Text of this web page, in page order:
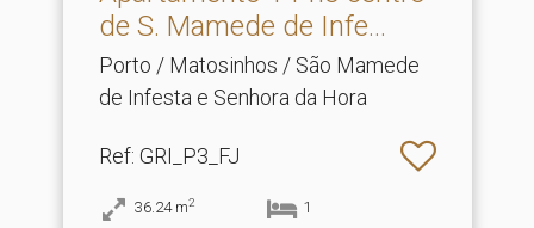
de S.​ Mamede de Infe...
Porto / Matosinhos / São Mamede
de Infesta e Senhora da Hora
Ref: GRI_P3_FJ
36.24 m2 1